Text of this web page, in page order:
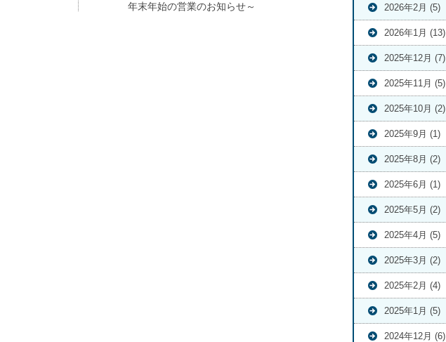
年末年始の営業のお知らせ～ 2026年2月 (5)
2026年1月 (13)
2025年12月 (7)
2025年11月 (5)
2025年10月 (2)
2025年9月 (1)
2025年8月 (2)
2025年6月 (1)
2025年5月 (2)
2025年4月 (5)
2025年3月 (2)
2025年2月 (4)
2025年1月 (5)
2024年12月 (6)